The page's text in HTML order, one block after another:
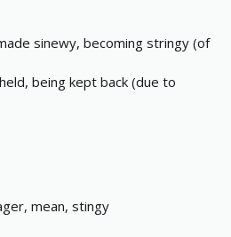
sinewy, becoming stringy (of
being kept back (due to
mean, stingy